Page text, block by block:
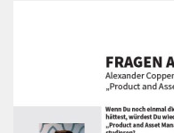
Professional
Consultant einer
Unternehmens
Im Anschluss an den